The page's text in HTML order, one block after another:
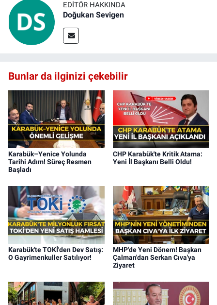
EDITÖR HAKKINDA
Doğukan Sevigen
Bunlar da ilginizi çekebilir
Karabük–Yenice Yolunda
Tarihi Adım! Süreç Resmen
Başladı
CHP Karabük'te Kritik Atama:
Yeni İl Başkanı Belli Oldu!
Karabük'te TOKİ'den Dev Satış:
O Gayrimenkuller Satılıyor!
MHP'de Yeni Dönem! Başkan
Çalman'dan Serkan Cıva'ya
Ziyaret